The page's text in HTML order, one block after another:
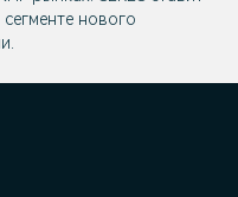
нового